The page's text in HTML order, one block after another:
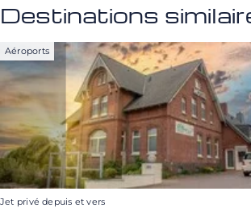
Destinations
Aéroports
Jet privé depuis et vers